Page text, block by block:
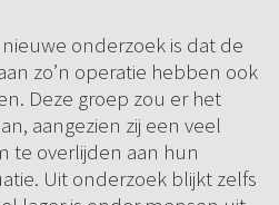
onderzoek is dat de
zo’n operatie hebben ook
Deze groep zou er het
aangezien zij een veel
te overlijden aan hun
Uit onderzoek blijkt zelfs